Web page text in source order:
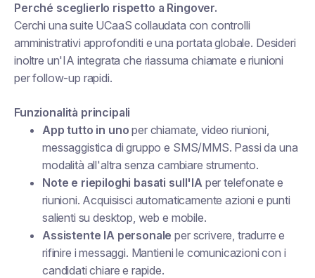
Perché sceglierlo rispetto a Ringover.
Cerchi una suite UCaaS collaudata con controlli
amministrativi approfonditi e una portata globale. Desideri
inoltre un'IA integrata che riassuma chiamate e riunioni
per follow-up rapidi.
Funzionalità principali
App tutto in uno per chiamate, video riunioni,
messaggistica di gruppo e SMS/MMS. Passi da una
modalità all'altra senza cambiare strumento.
Note e riepiloghi basati sull'IAper telefonate e
riunioni. Acquisisci automaticamente azioni e punti
salienti su desktop, web e mobile.
Assistente IA personale per scrivere, tradurre e
rifinire i messaggi. Mantieni le comunicazioni con i
candidati chiare e rapide.